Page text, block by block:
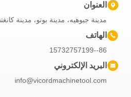
العنوان
مدينة جيوهيه، مدينة بوتو، مدينة
الهاتف
86--15732757199
البريد الإلكتروني
info@vicordmachinetool.com